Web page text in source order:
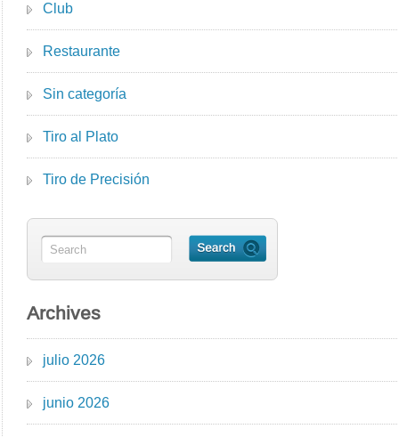
Club
Restaurante
Sin categoría
Tiro al Plato
Tiro de Precisión
Archives
julio 2026
junio 2026